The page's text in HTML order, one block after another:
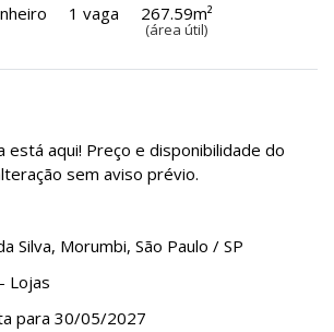
1 vaga 267.59m²
(área útil)
está aqui! Preço e disponibilidade do
sem aviso prévio.
Silva, Morumbi, São Paulo / SP
Lojas
para 30/05/2027